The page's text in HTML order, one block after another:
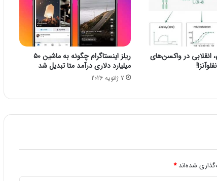
خ
د
۵
۰
ا
ش
ه
در واکسن‌های
ریلز اینستاگرام چگونه به ماشین ۵۰
میلیارد دلاری درآمد متا تبدیل شد
7 ژانویه 2026
شده‌اند*